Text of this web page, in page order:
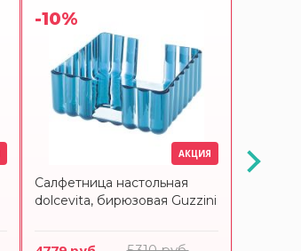
-10%
АКЦИЯ
Салфетница настольная
dolcevita, бирюзовая Guzzini